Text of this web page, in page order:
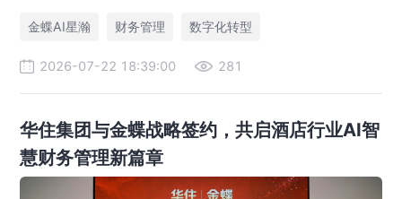
局、华为、通威等领先企业的共同选择。
金蝶AI星瀚 财务管理 数字化转型
2026-07-22 18:39:00 281
华住集团与金蝶战略签约，共启酒店行业AI智
慧财务管理新篇章